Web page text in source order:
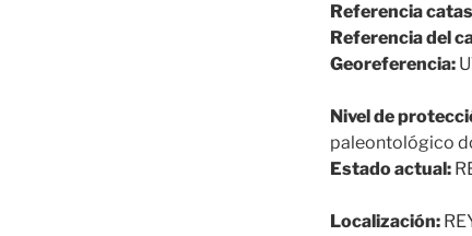
Referencia
Referencia del
Georeferencia:
Nivel de
paleontológico
Estado actual:
Localización: